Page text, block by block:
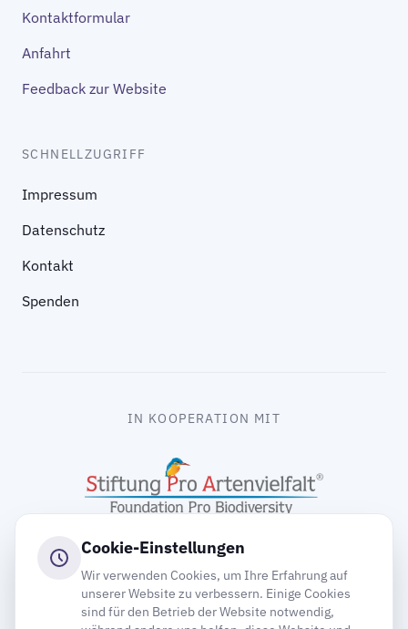
Kontaktformular
Anfahrt
Feedback zur Website
SCHNELLZUGRIFF
Impressum
Datenschutz
Kontakt
Spenden
IN KOOPERATION MIT
Cookie-Einstellungen
Wir verwenden Cookies, um Ihre Erfahrung auf
unserer Website zu verbessern. Einige Cookies
sind für den Betrieb der Website notwendig,